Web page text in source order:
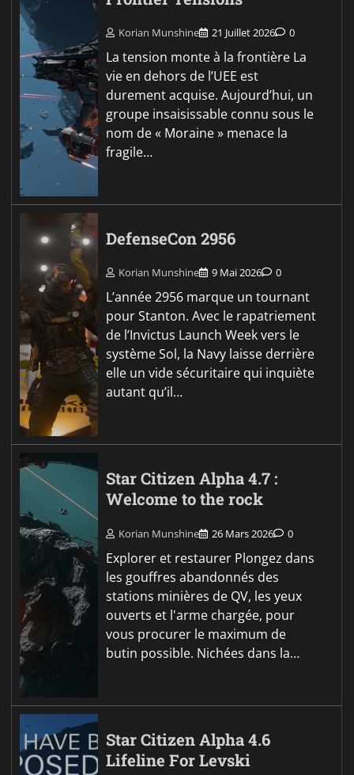
Korian Munshine 21 Juillet 2026 0
La tension monte à la frontière La
vie en dehors de l’UEE est
durement acquise. Aujourd’hui, un
groupe insaisissable connu sous le
nom de « Moraine » menace la
fragile…
DefenseCon 2956
Korian Munshine 9 Mai 2026 0
L’année 2956 marque un tournant
pour Stanton. Avec le rapatriement
de l’Invictus Launch Week vers le
système Sol, la Navy laisse derrière
elle un vide sécuritaire qui inquiète
autant qu’il…
Star Citizen Alpha 4.7 :
Welcome to the rock
Korian Munshine 26 Mars 2026 0
Explorer et restaurer Plongez dans
les gouffres abandonnés des
stations minières de QV, les yeux
ouverts et l'arme chargée, pour
vous procurer le maximum de
butin possible. Nichées dans la…
Star Citizen Alpha 4.6
Lifeline For Levski